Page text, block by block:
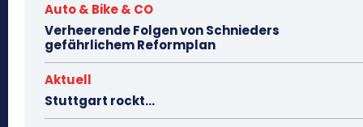
Auto & Bike & CO
Verheerende Folgen von Schnieders
gefährlichem Reformplan
Aktuell
Stuttgart rockt…